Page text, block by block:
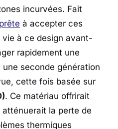
incurvées. Fait
à accepter ces
à ce design avant-
rapidement une
seconde génération
cette fois basée sur
. Ce matériau offrirait
la perte de
thermiques